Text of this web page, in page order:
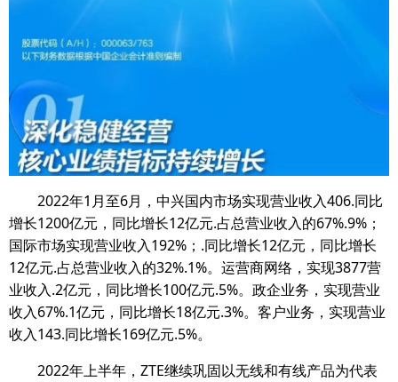
2022年1月至6月，中兴国内市场实现营业收入406.同比
增长1200亿元，同比增长12亿元.占总营业收入的67%.9%；
国际市场实现营业收入192%；.同比增长12亿元，同比增长
12亿元.占总营业收入的32%.1%。运营商网络，实现3877营
业收入.2亿元，同比增长100亿元.5%。政企业务，实现营业
收入67%.1亿元，同比增长18亿元.3%。客户业务，实现营业
收入143.同比增长169亿元.5%。
2022年上半年，ZTE继续巩固以无线和有线产品为代表